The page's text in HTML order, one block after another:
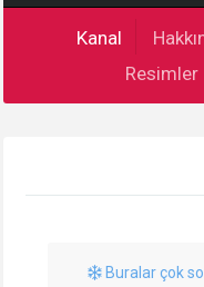
Kanal
Resimler
Buralar çok